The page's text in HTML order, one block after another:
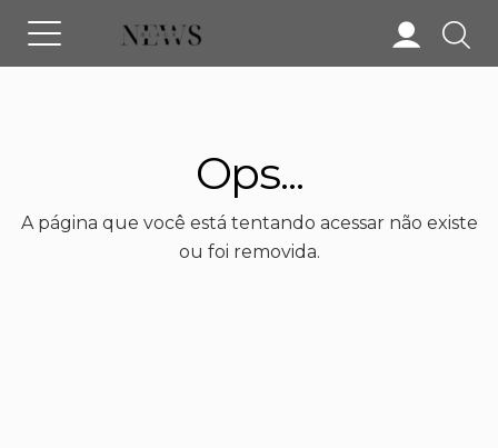
Ops...
A página que você está tentando acessar não existe
ou foi removida.